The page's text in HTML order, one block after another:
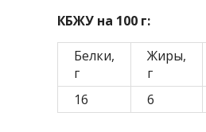
КБЖУ на 100 г:
Белки,
г
Жиры,
г
16 6